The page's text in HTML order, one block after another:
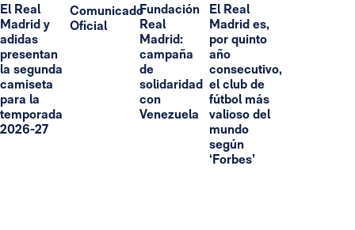
El Real
Madrid y
adidas
presentan
la segunda
camiseta
para la
temporada
2026-27
Comunicado
Oficial
Fundación
Real
Madrid:
campaña
de
solidaridad
con
Venezuela
El Real
Madrid es,
por quinto
año
consecutivo,
el club de
fútbol más
valioso del
mundo
según
‘Forbes’